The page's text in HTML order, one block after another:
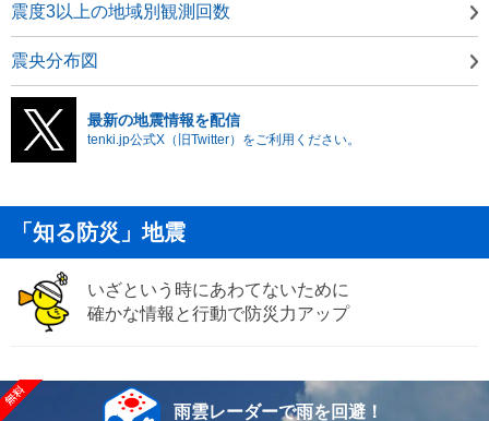
震度3以上の地域別観測回数
震央分布図
最新の地震情報を配信
tenki.jp公式X（旧Twitter）をご利用ください。
「知る防災」地震
いざという時にあわてないために
確かな情報と行動で防災力アップ
雨雲レーダーで雨を回避！